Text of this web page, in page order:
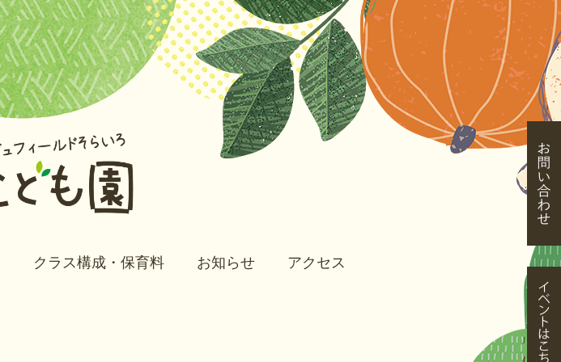
クラス構成・保育料 お知らせ アクセス